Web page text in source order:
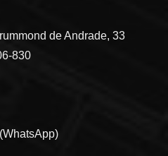
de Andrade, 33
830